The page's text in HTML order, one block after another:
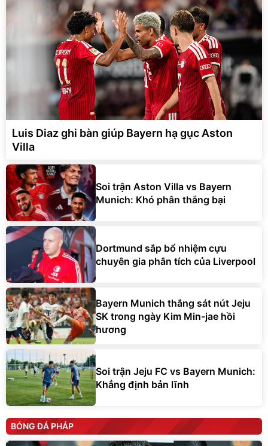
Luis Diaz ghi bàn giúp Bayern hạ gục Aston
Villa
Soi trận Aston Villa vs Bayern
Munich: Khó phân thắng bại
Dortmund sắp bổ nhiệm cựu
chuyên gia phân tích của Liverpool
Bayern Munich thắng sát nút Jeju
SK trong ngày Kim Min-jae hồi
hương
Soi trận Jeju FC vs Bayern Munich:
Khẳng định bản lĩnh
BÓNG ĐÁ PHÁP